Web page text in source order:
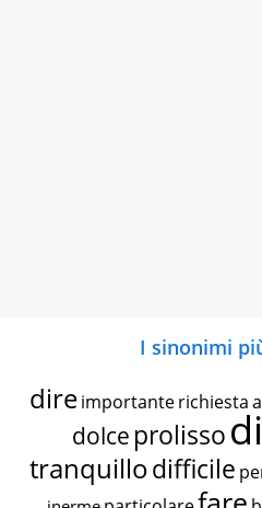
I sinonimi
dire importante richiesta
dolce prolisso
tranquillodifficile